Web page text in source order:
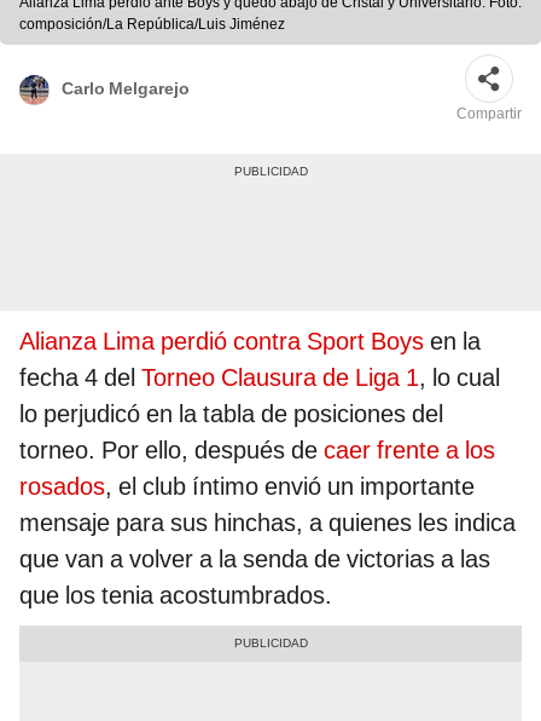
composición/La República/Luis Jiménez
Carlo Melgarejo
Compartir
Alianza Lima perdió contra Sport Boys en la
fecha 4 del Torneo Clausura de Liga 1, lo cual
lo perjudicó en la tabla de posiciones del
torneo. Por ello, después de caer frente a los
rosados, el club íntimo envió un importante
mensaje para sus hinchas, a quienes les indica
que van a volver a la senda de victorias a las
que los tenia acostumbrados.